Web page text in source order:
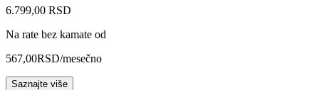
6.799,00 RSD
Na rate bez kamate od
567,00RSD/mesečno
Saznajte više